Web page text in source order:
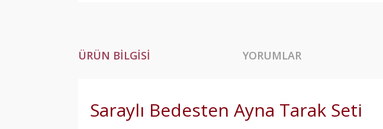
ÜRÜN BILGISI YORUMLAR
Saraylı Bedesten Ayna Tarak Seti